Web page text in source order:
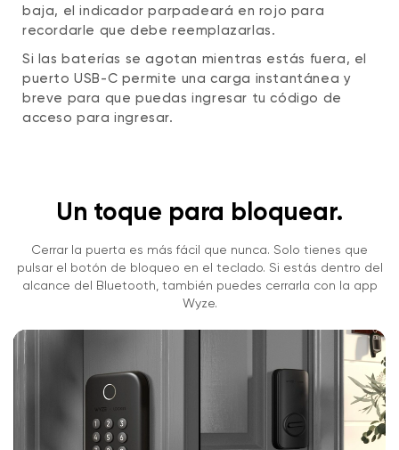
baja, el indicador parpadeará en rojo para
recordarle que debe reemplazarlas.
Si las baterías se agotan mientras estás fuera, el
puerto USB-C permite una carga instantánea y
breve para que puedas ingresar tu código de
acceso para ingresar.
Un toque para bloquear.
Cerrar la puerta es más fácil que nunca. Solo tienes que
pulsar el botón de bloqueo en el teclado. Si estás dentro del
alcance del Bluetooth, también puedes cerrarla con la app
Wyze.